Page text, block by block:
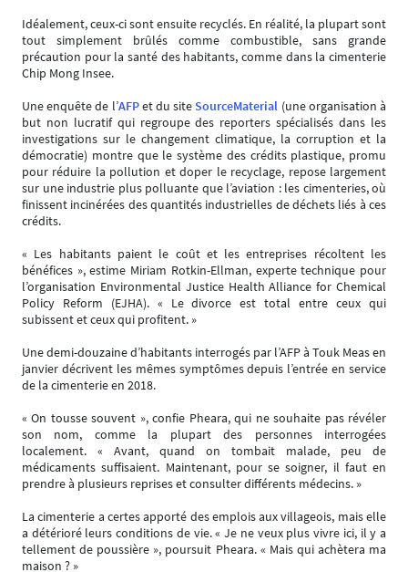
Idéalement, ceux-ci sont ensuite recyclés. En réalité, la plupart sont
tout simplement brûlés comme combustible, sans grande
précaution pour la santé des habitants, comme dans la cimenterie
Chip Mong Insee.
Une enquête de l’AFPet du site SourceMaterial (une organisation à
but non lucratif qui regroupe des reporters spécialisés dans les
investigations sur le changement climatique, la corruption et la
démocratie) montre que le système des crédits plastique, promu
pour réduire la pollution et doper le recyclage, repose largement
sur une industrie plus polluante que l’aviation : les cimenteries, où
finissent incinérées des quantités industrielles de déchets liés à ces
crédits.
« Les habitants paient le coût et les entreprises récoltent les
bénéfices », estime Miriam Rotkin-Ellman, experte technique pour
l’organisation Environmental Justice Health Alliance for Chemical
Policy Reform (EJHA). « Le divorce est total entre ceux qui
subissent et ceux qui profitent. »
Une demi-douzaine d’habitants interrogés par l’AFP à Touk Meas en
janvier décrivent les mêmes symptômes depuis l’entrée en service
de la cimenterie en 2018.
« On tousse souvent », confie Pheara, qui ne souhaite pas révéler
son nom, comme la plupart des personnes interrogées
localement. « Avant, quand on tombait malade, peu de
médicaments suffisaient. Maintenant, pour se soigner, il faut en
prendre à plusieurs reprises et consulter différents médecins. »
La cimenterie a certes apporté des emplois aux villageois, mais elle
a détérioré leurs conditions de vie. « Je ne veux plus vivre ici, il y a
tellement de poussière », poursuit Pheara. « Mais qui achètera ma
maison ? »